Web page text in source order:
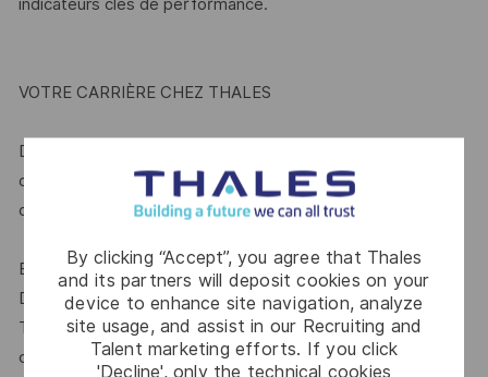
By clicking “Accept”, you agree that Thales
and its partners will deposit cookies on your
device to enhance site navigation, analyze
site usage, and assist in our Recruiting and
Talent marketing efforts. If you click
'Decline', only the technical cookies
indicateurs clés de performance.
VOTRE CARRIÈRE CHEZ THALES
Différentes opportunités vous permettront de découvrir
d'autres domaines ou sites. Vous pourrez évoluer et
développer vos compétences dans différents domaines :
Explorez un espace attentif au développement personnel
Développez vos talents dans un autre domaine du groupe
Thales, en découvrant de nouveaux produits, de nouveaux
clients, un nouveau pays ou en vous orientant vers une